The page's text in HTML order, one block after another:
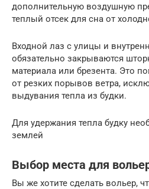
дополнительную воздушную
теплый отсек для сна от
Входной лаз с улицы и
обязательно закрываются
материала или брезента. Это
от резких порывов ветра,
выдувания тепла из будки.
Для удержания тепла будку
землей
Выбор места для
Вы же хотите сделать вольер,